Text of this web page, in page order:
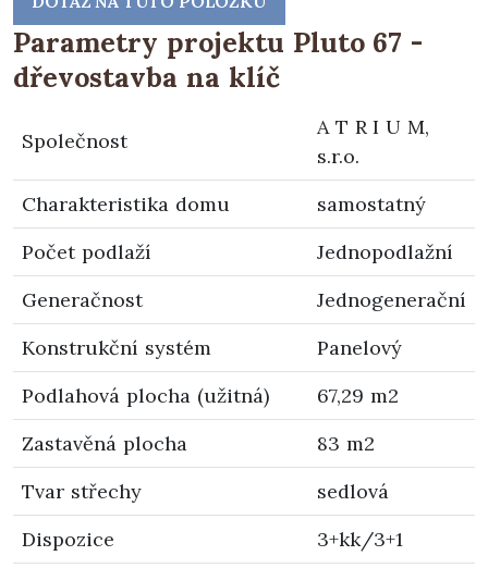
Parametry projektu Pluto 67 -
dřevostavba na klíč
Společnost
A T R I U M,
s.r.o.
Charakteristika domu
samostatný
Počet podlaží
Jednopodlažní
Generačnost
Jednogenerační
Konstrukční systém
Panelový
Podlahová plocha (užitná)
67,29 m2
Zastavěná plocha
83 m2
Tvar střechy
sedlová
Dispozice
3+kk/3+1